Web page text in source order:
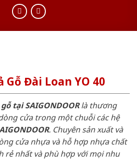
Gỗ Đài Loan YO 40
tại SAIGONDOORlà thương
cửa trong một chuỗi các hệ
. Chuyên sản xuất và
cửa nhựa và hỗ hợp nhựa chất
rẻ nhất và phù hợp với mọi nhu